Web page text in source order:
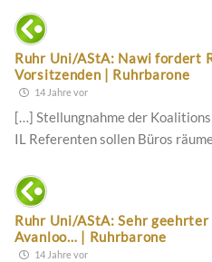
Ruhr Uni/AStA: Nawi fordert
Vorsitzenden | Ruhrbarone
14 Jahre vor
[…] Stellungnahme der
IL Referenten sollen Büros
Ruhr Uni/AStA: Sehr
Avanloo… | Ruhrbarone
14 Jahre vor